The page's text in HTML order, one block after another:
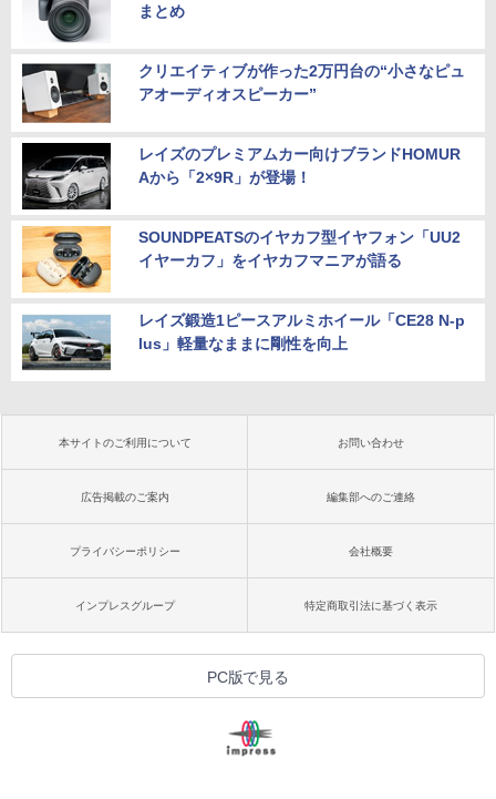
まとめ
クリエイティブが作った2万円台の“小さなピュ
アオーディオスピーカー”
レイズのプレミアムカー向けブランドHOMUR
Aから「2×9R」が登場！
SOUNDPEATSのイヤカフ型イヤフォン「UU2
イヤーカフ」をイヤカフマニアが語る
レイズ鍛造1ピースアルミホイール「CE28 N-p
lus」軽量なままに剛性を向上
本サイトのご利用について お問い合わせ
広告掲載のご案内 編集部へのご連絡
プライバシーポリシー 会社概要
インプレスグループ 特定商取引法に基づく表示
PC版で見る